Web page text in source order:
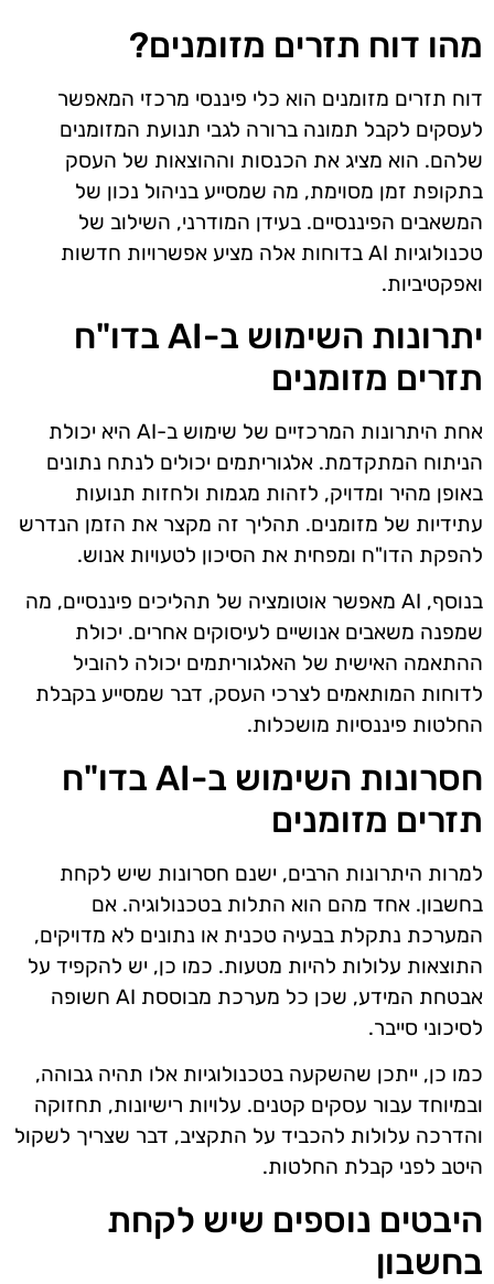
מהו דוח תזרים מזומנים?
דוח תזרים מזומנים הוא כלי פיננסי מרכזי המאפשר
לעסקים לקבל תמונה ברורה לגבי תנועת המזומנים
שלהם. הוא מציג את הכנסות וההוצאות של העסק
בתקופת זמן מסוימת, מה שמסייע בניהול נכון של
המשאבים הפיננסיים. בעידן המודרני, השילוב של
טכנולוגיות AI בדוחות אלה מציע אפשרויות חדשות
ואפקטיביות.
יתרונות השימוש ב-AI בדו"ח
תזרים מזומנים
אחת היתרונות המרכזיים של שימוש ב-AI היא יכולת
הניתוח המתקדמת. אלגוריתמים יכולים לנתח נתונים
באופן מהיר ומדויק, לזהות מגמות ולחזות תנועות
עתידיות של מזומנים. תהליך זה מקצר את הזמן הנדרש
להפקת הדו"ח ומפחית את הסיכון לטעויות אנוש.
בנוסף, AI מאפשר אוטומציה של תהליכים פיננסיים, מה
שמפנה משאבים אנושיים לעיסוקים אחרים. יכולת
ההתאמה האישית של האלגוריתמים יכולה להוביל
לדוחות המותאמים לצרכי העסק, דבר שמסייע בקבלת
החלטות פיננסיות מושכלות.
חסרונות השימוש ב-AI בדו"ח
תזרים מזומנים
למרות היתרונות הרבים, ישנם חסרונות שיש לקחת
בחשבון. אחד מהם הוא התלות בטכנולוגיה. אם
המערכת נתקלת בבעיה טכנית או נתונים לא מדויקים,
התוצאות עלולות להיות מטעות. כמו כן, יש להקפיד על
אבטחת המידע, שכן כל מערכת מבוססת AI חשופה
לסיכוני סייבר.
כמו כן, ייתכן שהשקעה בטכנולוגיות אלו תהיה גבוהה,
ובמיוחד עבור עסקים קטנים. עלויות רישיונות, תחזוקה
והדרכה עלולות להכביד על התקציב, דבר שצריך לשקול
היטב לפני קבלת החלטות.
היבטים נוספים שיש לקחת
בחשבון